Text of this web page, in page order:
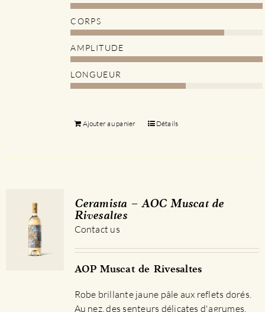
CORPS
AMPLITUDE
LONGUEUR
Ajouter au panier Détails
Ceramista – AOC Muscat de
Rivesaltes
Contact us
AOP Muscat de Rivesaltes
Robe brillante jaune pâle aux reflets dorés.
Au nez, des senteurs délicates d'agrumes.